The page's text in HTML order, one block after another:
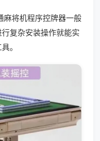
麻将机程序控牌器一般
复杂安装操作就能实
。